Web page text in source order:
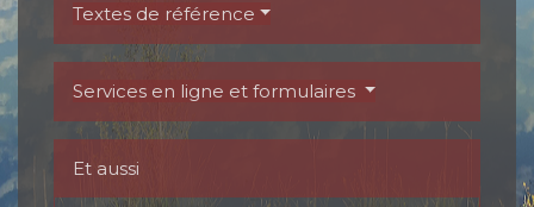
Textes de référence
Services en ligne et formulaires
Et aussi